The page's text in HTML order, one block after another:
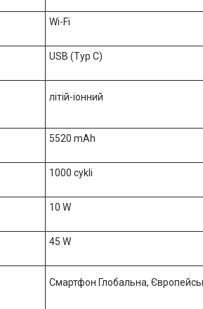
Wi-Fi
USB (Typ C)
літій-іонний
5520 mAh
1000 cykli
10 W
45 W
Смартфон Глобальна,